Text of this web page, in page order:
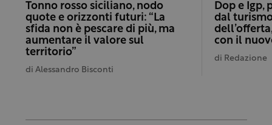
Tonno rosso siciliano, nodo
quote e orizzonti futuri: “La
sfida non è pescare di più, ma
aumentare il valore sul
territorio”
di Alessandro Bisconti
Dop e Igp,
dal
con il
di Redazione